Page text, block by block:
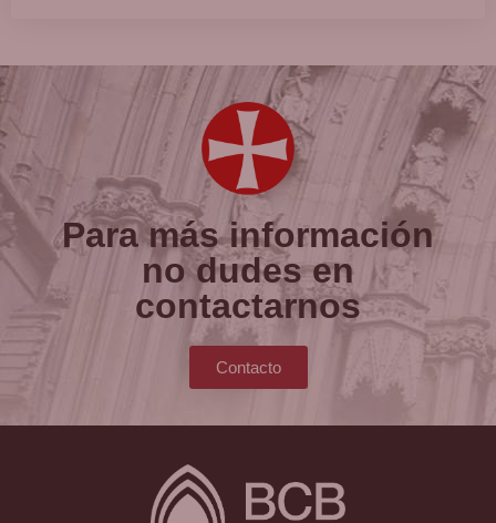
Para más información
no dudes en
contactarnos
Contacto